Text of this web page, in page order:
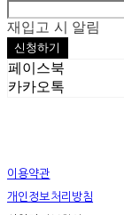
재입고 시 알림
신청하기
페이스북
카카오톡
이용약관
개인정보처리방침